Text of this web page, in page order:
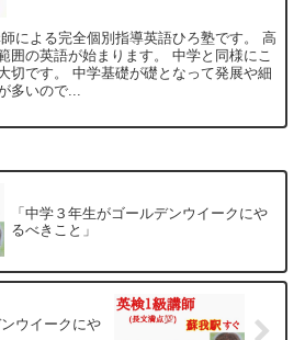
による完全個別指導英語ひろ塾です。 高
囲の英語が始まります。 中学と同様にこ
切です。 中学基礎が礎となって発展や細
多いので...
「中学３年生がゴールデンウイークにや
るべきこと」
ウイークにや